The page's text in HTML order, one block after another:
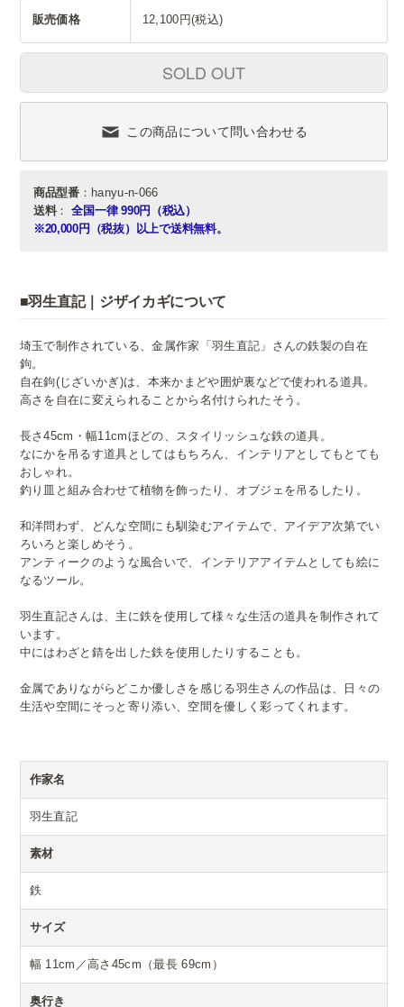
販売価格 12,100円(税込)
SOLD OUT
この商品について問い合わせる
商品型番：hanyu-n-066
送料： 全国一律 990円（税込）
※20,000円（税抜）以上で送料無料。
■羽生直記｜ジザイカギについて
埼玉で制作されている、金属作家「羽生直記」さんの鉄製の自在
鉤。
自在鉤(じざいかぎ)は、本来かまどや囲炉裏などで使われる道具。
高さを自在に変えられることから名付けられたそう。
長さ45cm・幅11cmほどの、スタイリッシュな鉄の道具。
なにかを吊るす道具としてはもちろん、インテリアとしてもとても
おしゃれ。
釣り皿と組み合わせて植物を飾ったり、オブジェを吊るしたり。
和洋問わず、どんな空間にも馴染むアイテムで、アイデア次第でい
ろいろと楽しめそう。
アンティークのような風合いで、インテリアアイテムとしても絵に
なるツール。
羽生直記さんは、主に鉄を使用して様々な生活の道具を制作されて
います。
中にはわざと錆を出した鉄を使用したりすることも。
金属でありながらどこか優しさを感じる羽生さんの作品は、日々の
生活や空間にそっと寄り添い、空間を優しく彩ってくれます。
作家名
羽生直記
素材
鉄
サイズ
幅 11cm／高さ45cm（最長 69cm）
奥行き